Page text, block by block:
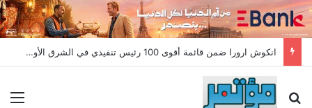
انكوش ارورا ضمن قائمة أقوى 100 رئيس تنفيذي في الشرق الأوسط لعام 2026 في قائمة فوربس الشرق الأوسط”
بحث عن